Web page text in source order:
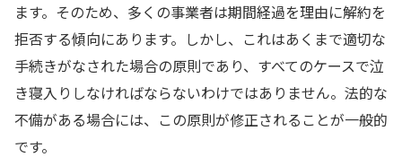
1.契約書や申込書など関係資料をすべて確認する
2.書面を受け取った日と通知日を整理する
3.勧誘時のLINEやメールなど証拠を残す
ます。そのため、多くの事業者は期間経過を理由に解約を
拒否する傾向にあります。しかし、これはあくまで適切な
手続きがなされた場合の原則であり、すべてのケースで泣
き寝入りしなければならないわけではありません。法的な
不備がある場合には、この原則が修正されることが一般的
です。